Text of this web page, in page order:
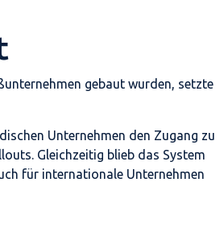
gebaut wurden, setzte
Unternehmen den Zugang zu
Gleichzeitig blieb das System
für internationale Unternehmen